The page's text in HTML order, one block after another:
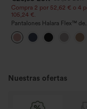
Compra 2 por 52,62 € o 4
105,24 €.
Pantalones Halara Flex™ de
oficina anchos plisados de
alto con bolsillos en tela tipo
gofre
Nuestras ofertas